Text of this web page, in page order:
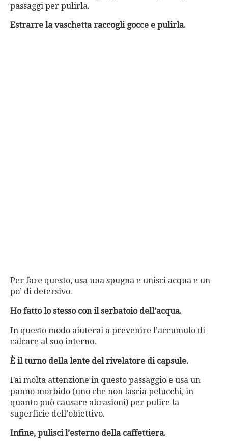
passaggi per pulirla.
Estrarre la vaschetta raccogli gocce e pulirla.
Per fare questo, usa una spugna e unisci acqua e un
po’ di detersivo.
Ho fatto lo stesso con il serbatoio dell’acqua.
In questo modo aiuterai a prevenire l’accumulo di
calcare al suo interno.
È il turno della lente del rivelatore di capsule.
Fai molta attenzione in questo passaggio e usa un
panno morbido (uno che non lascia pelucchi, in
quanto può causare abrasioni) per pulire la
superficie dell’obiettivo.
Infine, pulisci l’esterno della caffettiera.